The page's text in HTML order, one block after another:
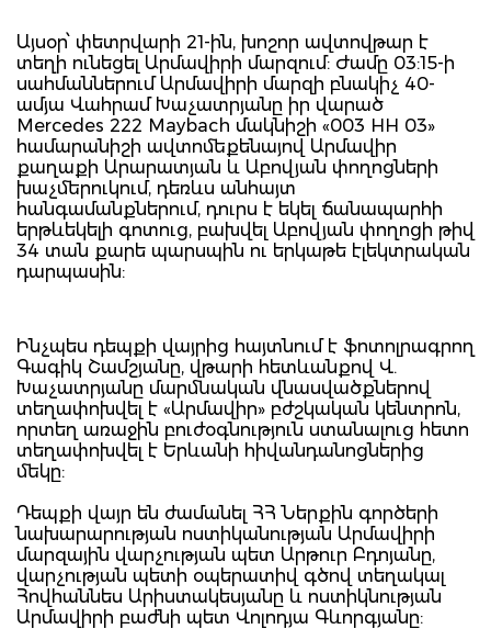
Այսօր՝ փետրվարի 21-ին, խոշոր ավտովթար է
տեղի ունեցել Արմավիրի մարզում: Ժամը 03:15-ի
սահմաններում Արմավիրի մարզի բնակիչ 40-
ամյա Վահրամ Խաչատրյանը իր վարած
Mercedes 222 Maybach մակնիշի «003 HH 03»
համարանիշի ավտոմեքենայով Արմավիր
քաղաքի Արարատյան և Աբովյան փողոցների
խաչմերուկում, դեռևս անհայտ
հանգամանքներում, դուրս է եկել ճանապարհի
երթևեկելի գոտուց, բախվել Աբովյան փողոցի թիվ
34 տան քարե պարսպին ու երկաթե էլեկտրական
դարպասին:
Ինչպես դեպքի վայրից հայտնում է ֆոտոլրագրող
Գագիկ Շամշյանը, վթարի հետևանքով Վ.
Խաչատրյանը մարմնական վնասվածքներով
տեղափոխվել է «Արմավիր» բժշկական կենտրոն,
որտեղ առաջին բուժօգնություն ստանալուց հետո
տեղափոխվել է Երևանի հիվանդանոցներից
մեկը:
Դեպքի վայր են ժամանել ՀՀ Ներքին գործերի
նախարարության ոստիկանության Արմավիրի
մարզային վարչության պետ Արթուր Բդոյանը,
վարչության պետի օպերատիվ գծով տեղակալ
Հովհաննես Արիստակեսյանը և ոստիկնության
Արմավիրի բաժնի պետ Վոլոդյա Գևորգյանը: